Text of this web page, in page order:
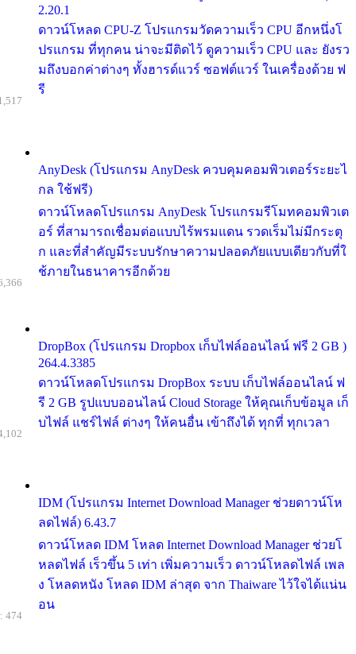
2.20.1
ดาวน์โหลด CPU-Z โปรแกรมวัดความเร็ว CPU อีกหนึ่งโ
ปรแกรม ที่ทุกคน น่าจะมีติดไว้ ดูความเร็ว CPU และ ยังรว
มถึงบอกค่าต่างๆ ทั้งฮารด์แวร์ ซอฟต์แวร์ ในเครื่องด้วย ฟ
รี
AnyDesk (โปรแกรม AnyDesk ควบคุมคอมพิวเตอร์ระยะไ
กล ใช้ฟรี)
ดาวน์โหลดโปรแกรม AnyDesk โปรแกรมรีโมทคอมพิวเต
อร์ ที่สามารถเชื่อมต่อแบบไร้พรมแดน รวดเร็มไม่มีกระตุ
ก และที่สำคัญมีระบบรักษาความปลอดภัยแบบเดียวกับที่ใ
ช้ภายในธนาคารอีกด้วย
DropBox (โปรแกรม Dropbox เก็บไฟล์ออนไลน์ ฟรี 2 GB )
264.4.3385
ดาวน์โหลดโปรแกรม DropBox ระบบ เก็บไฟล์ออนไลน์ ฟ
รี 2 GB รูปแบบออนไลน์ Cloud Storage ให้คุณเก็บข้อมูล เก็
บไฟล์ แชร์ไฟล์ ต่างๆ ให้คนอื่น เข้าถึงได้ ทุกที่ ทุกเวลา
IDM (โปรแกรม Internet Download Manager ช่วยดาวน์โห
ลดไฟล์) 6.43.7
ดาวน์โหลด IDM โหลด Internet Download Manager ช่วยโ
หลดไฟล์ เร็วขึ้น 5 เท่า เพิ่มความเร็ว ดาวน์โหลดไฟล์ เพล
ง โหลดหนัง โหลด IDM ล่าสุด จาก Thaiware ไว้ใจได้แน่น
อน
474